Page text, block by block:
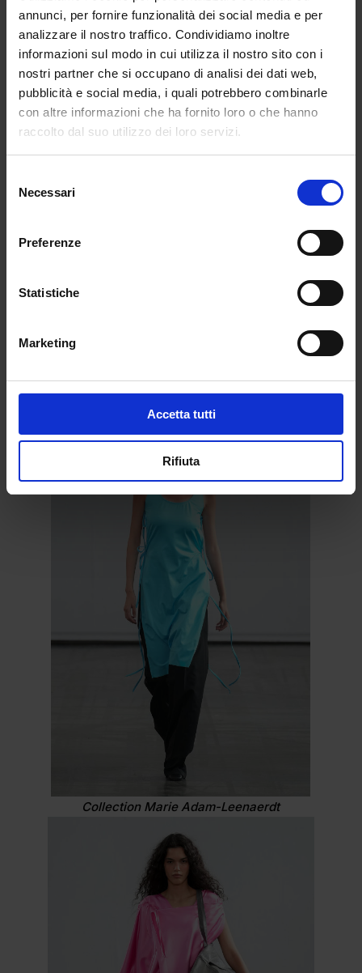
annunci, per fornire funzionalità dei social media e per
analizzare il nostro traffico. Condividiamo inoltre
informazioni sul modo in cui utilizza il nostro sito con i
nostri partner che si occupano di analisi dei dati web,
pubblicità e social media, i quali potrebbero combinarle
con altre informazioni che ha fornito loro o che hanno
raccolto dal suo utilizzo dei loro servizi.
delNecessari
Preferenze
Statistiche
Marketing
Accetta tutti
Rifiuta
SS24
Collection Marie Adam-Leenaerdt